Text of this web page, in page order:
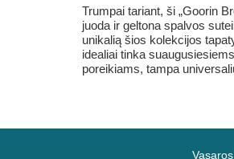
Trumpai tariant, ši „Goorin
juoda ir geltona spalvos
unikalią šios kolekcijos
idealiai tinka
poreikiams, tampa